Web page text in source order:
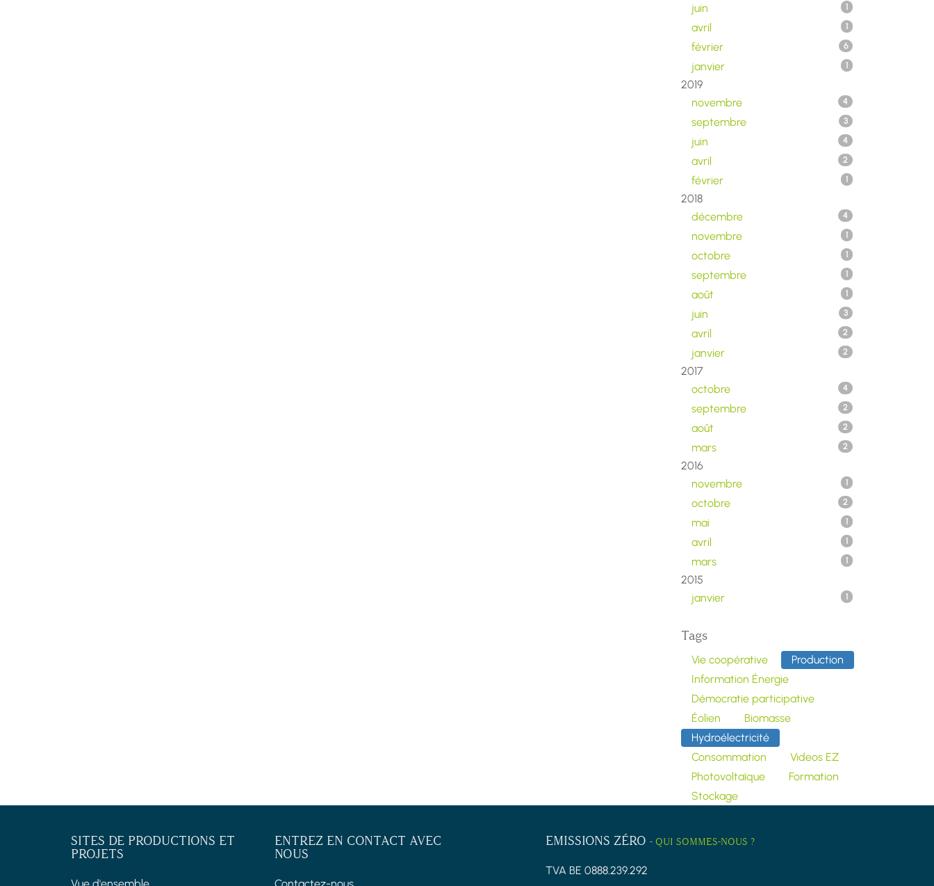
juin 1
avril 1
février 6
janvier 1
2019
novembre
4
septembre 3
juin 4
avril 2
février 1
2018
décembre
4
novembre 1
octobre 1
septembre 1
août 1
juin 3
avril 2
janvier 2
2017
octobre
4
septembre 2
août 2
mars 2
2016
novembre
1
octobre 2
mai 1
avril 1
mars 1
2015
janvier
1
Tags
Vie coopérative
Production
Information Énergie
Démocratie participative
Éolien
Biomasse
Hydroélectricité
Consommation
Videos EZ
Photovoltaïque
Formation
Stockage
SITES DE PRODUCTIONS ET
PROJETS
ENTREZ EN CONTACT AVEC
NOUS
EMISSIONS ZÉRO - QUI SOMMES-NOUS ?
TVA BE 0888.239.292